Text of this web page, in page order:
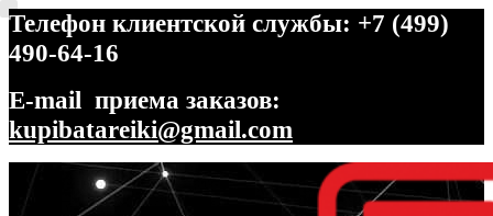
Телефон клиентской службы: +7 (499)
490-64-16
E-mail приема заказов:
kupibatareiki@gmail.com
Перейти
навигации
Перейти
содержимому